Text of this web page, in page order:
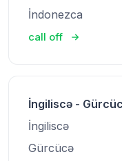
İndonezca
call off
İngiliscə -
İngiliscə
Gürcücə